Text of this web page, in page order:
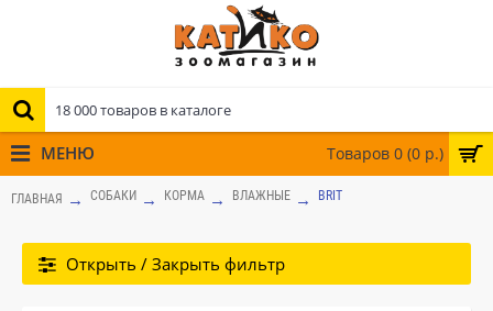
Товаров 0 (0 р.)
МЕНЮ
ГЛАВНАЯ СОБАКИ КОРМА ВЛАЖНЫЕ BRIT
Открыть / Закрыть фильтр